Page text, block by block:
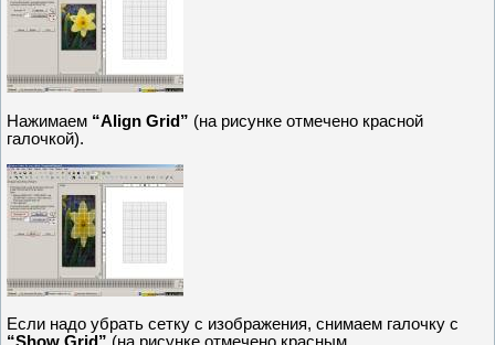
Нажимаем “Align Grid” (на рисунке отмечено красной
галочкой).
Если надо убрать сетку с изображения, снимаем галочку с